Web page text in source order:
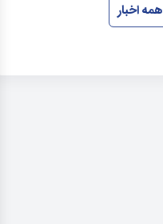
همه اخبار